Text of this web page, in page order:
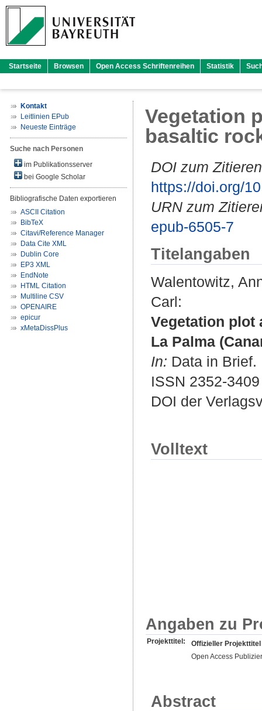
Startseite Browsen Open Access Schriftenreihen Statistik
Kontakt
Leitlinien EPub
Neueste Einträge
Suche nach Personen
im Publikationsserver
bei Google Scholar
Bibliografische Daten exportieren
ASCII Citation
BibTeX
Citavi/Reference Manager
Data Cite XML
Dublin Core
EP3 XML
EndNote
HTML Citation
Multiline CSV
OPENAIRE
epicur
xMetaDissPlus
Vegetation
basaltic
DOI zum
https://doi.org/
URN zum
epub-6505-7
Titelangaben
Walentowitz,
Carl:
Vegetation plot
La Palma
In: Data in Brief.
ISSN 2352-3409
DOI der
Volltext
Angaben zu
Projekttitel:
Offizieller Projekttitel
Open Access
Abstract